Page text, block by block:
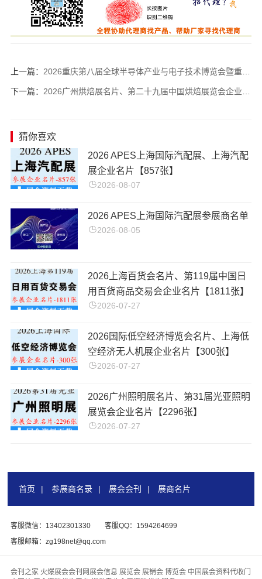
上一篇： 2026重庆第八届全球半导体产业与电子技术博览会暨重庆智能汽车技术展企业名片【371张】
下一篇： 2026广州烘焙展名片、第二十九届中国烘焙展览会企业名片【364张】
猜你喜欢
2026 APES上海国际汽配展、上海汽配
展企业名片【857张】
2026-08-07
2026 APES上海国际汽配展参展商名单
2026-08-05
2026上海百货会名片、第119届中国日
用百货商品交易会企业名片【1811张】
2026-07-27
2026国际低空经济博览会名片、上海低
空经济无人机展企业名片【300张】
2026-07-27
2026广州照明展名片、第31届光亚照明
展览会企业名片【2296张】
2026-07-27
首页 | 参展商名录 | 展会会刊 | 展商名片
客服微信：13402301330
客服QQ：1594264699
客服邮箱：zg198net@qq.com
会刊之家 火爆展会会刊网展会信息 展览会 展销会 博览会 中国展会资料代收门